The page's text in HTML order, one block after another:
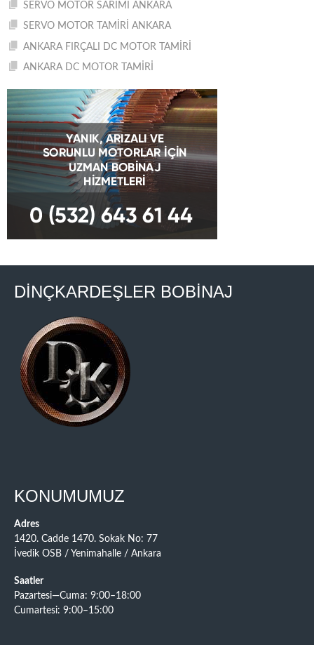
SERVO MOTOR SARIMI ANKARA
SERVO MOTOR TAMİRİ ANKARA
ANKARA FIRÇALI DC MOTOR TAMİRİ
ANKARA DC MOTOR TAMİRİ
DİNÇKARDEŞLER BOBİNAJ
KONUMUMUZ
Adres
1420. Cadde 1470. Sokak No: 77
İvedik OSB / Yenimahalle / Ankara
Saatler
Pazartesi—Cuma: 9:00–18:00
Cumartesi: 9:00–15:00